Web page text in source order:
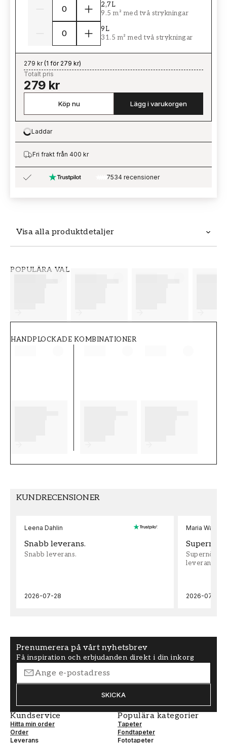
Visa alla produktdetaljer
POPULÄRA VAL
HANDPLOCKADE KOMBINATIONER
2,7L
9.5 m² med två strykningar
9L
31.5 m² med två strykningar
279 kr(1 för 279 kr)
Totalt pris
279 kr
Köp nu Lägg i varukorgen
Loading…
Laddar
Fri frakt från 400 kr
7534 recensioner
KUNDRECENSIONER
Leena Dahlin
Snabb leverans.
Snabb leverans.
2026-07-28
Maria
leveran,
2026-07-22
Prenumerera på vårt nyhetsbrev
Få inspiration och erbjudanden direkt i din inkorg
SKICKA
Kundservice
Hitta min order
Order
Leverans
Populära kategorier
Tapeter
Fondtapeter
Fototapeter